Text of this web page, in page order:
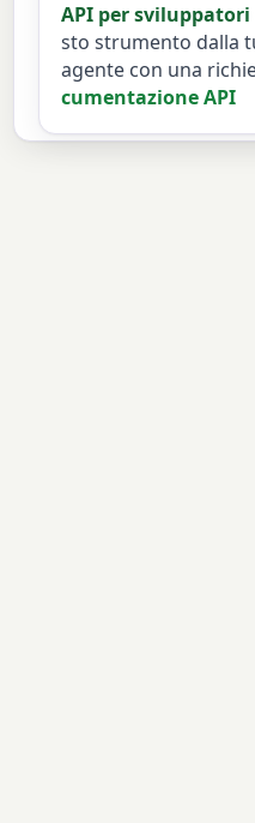
API per
sto strumento dalla
agente con una
cumentazione API